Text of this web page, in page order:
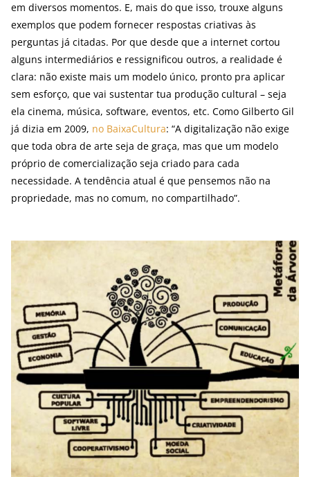
em diversos momentos. E, mais do que isso, trouxe alguns
exemplos que podem fornecer respostas criativas às
perguntas já citadas. Por que desde que a internet cortou
alguns intermediários e ressignificou outros, a realidade é
clara: não existe mais um modelo único, pronto pra aplicar
sem esforço, que vai sustentar tua produção cultural – seja
ela cinema, música, software, eventos, etc. Como Gilberto Gil
já dizia em 2009, no BaixaCultura: “A digitalização não exige
que toda obra de arte seja de graça, mas que um modelo
próprio de comercialização seja criado para cada
necessidade. A tendência atual é que pensemos não na
propriedade, mas no comum, no compartilhado”.